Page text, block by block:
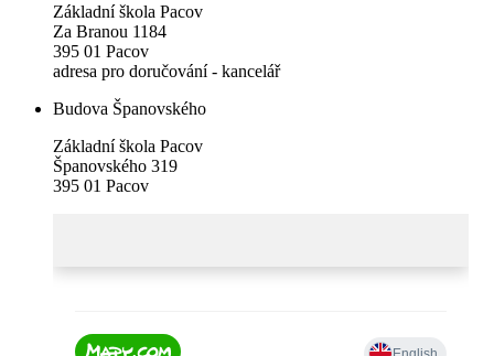
Základní škola Pacov
Za Branou 1184
395 01 Pacov
adresa pro doručování - kancelář
Budova Španovského
Základní škola Pacov
Španovského 319
395 01 Pacov